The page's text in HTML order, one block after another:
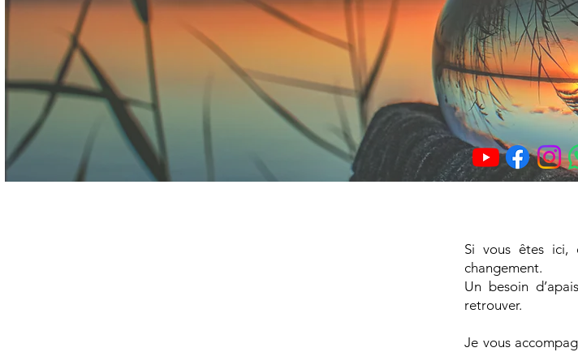
Si vous êtes ici,
changement.
Un besoin
retrouver.
Je vous